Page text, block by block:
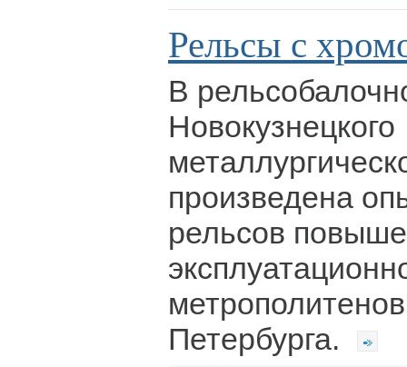
Рельсы с
В
Новокузнецкого
произведена
рельсов
Петербурга.